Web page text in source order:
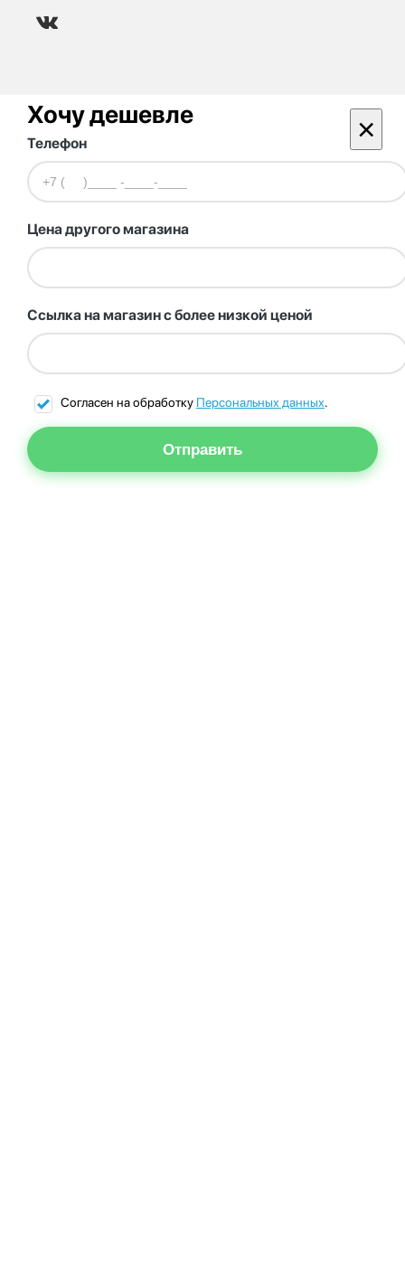
Хочу дешевле ×
Телефон
Цена другого магазина
Ссылка на магазин с более низкой ценой
Согласен на обработку Персональных данных.
Отправить